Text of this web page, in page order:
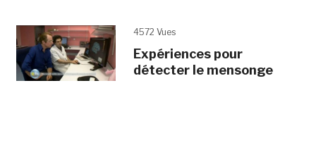
4572 Vues
Expériences pour
détecter le mensonge